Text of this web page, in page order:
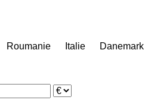
Roumanie Italie
Danemark